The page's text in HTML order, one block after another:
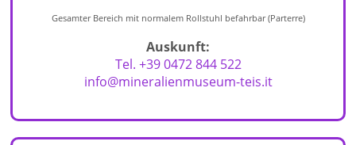
Gesamter Bereich mit normalem Rollstuhl befahrbar (Parterre)
Auskunft:
Tel. +39 0472 844 522
info@mineralienmuseum-teis.it